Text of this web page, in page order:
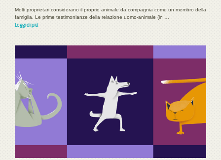
Molti proprietari considerano il proprio animale da compagnia come un membro della
famiglia. Le prime testimonianze della relazione uomo-animale (in …
Leggi di più